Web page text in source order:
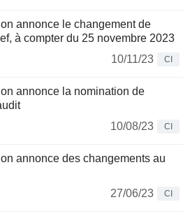
annonce le changement de
à compter du 25 novembre 2023
10/11/23
CI
annonce la nomination de
10/08/23
CI
annonce des changements au
27/06/23
CI